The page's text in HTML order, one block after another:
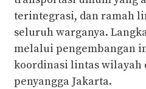
terintegrasi, dan ramah
seluruh warganya.
melalui pengembangan
koordinasi lintas wilayah
penyangga Jakarta.